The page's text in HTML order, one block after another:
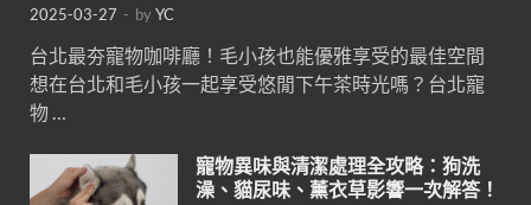
2025-03-27 - byYC
台北最夯寵物咖啡廳！毛小孩也能優雅享受的最佳空間
想在台北和毛小孩一起享受悠閒下午茶時光嗎？台北寵
物 …
寵物異味與清潔處理全攻略：狗洗
澡、貓尿味、薰衣草影響一次解答！